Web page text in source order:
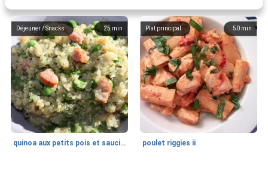
25 min
Déjeuner / Snacks
quinoa aux petits pois et saucisses
50 min
Plat principal
poulet riggies ii